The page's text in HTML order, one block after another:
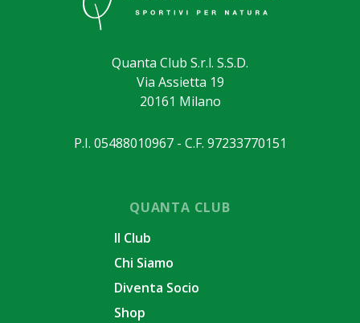
Quanta Club S.r.l. S.S.D.
Via Assietta 19
20161 Milano
P.I. 05488010967 - C.F. 97233770151
QUANTA CLUB
Il Club
Chi Siamo
Diventa Socio
Shop